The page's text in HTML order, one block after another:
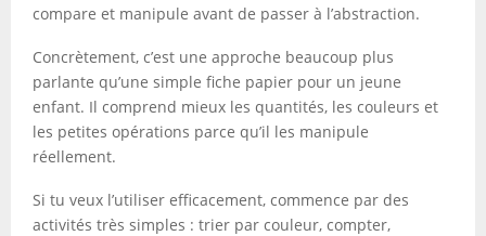
compare et manipule avant de passer à l’abstraction.
Concrètement, c’est une approche beaucoup plus
parlante qu’une simple fiche papier pour un jeune
enfant. Il comprend mieux les quantités, les couleurs et
les petites opérations parce qu’il les manipule
réellement.
Si tu veux l’utiliser efficacement, commence par des
activités très simples : trier par couleur, compter,